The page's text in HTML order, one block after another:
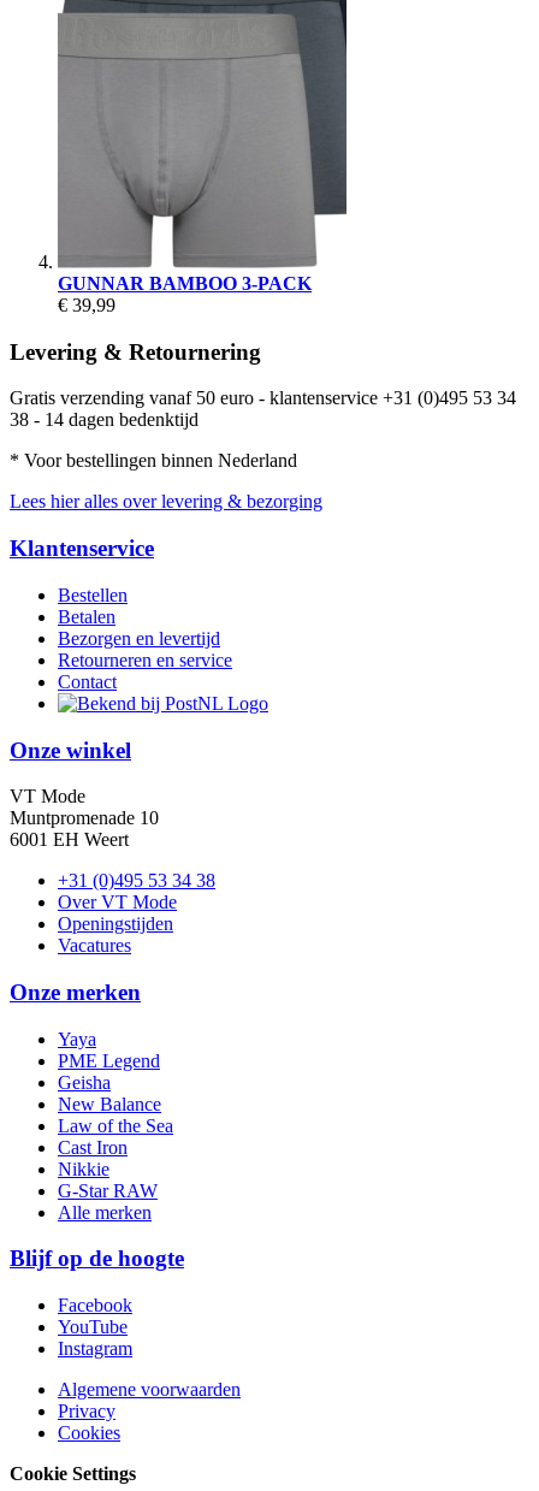
GUNNAR BAMBOO 3-PACK
€ 39,99
Levering & Retournering
Gratis verzending vanaf 50 euro - klantenservice +31 (0)495 53 34
38 - 14 dagen bedenktijd
* Voor bestellingen binnen Nederland
Lees hier alles over levering & bezorging
Klantenservice
Bestellen
Betalen
Bezorgen en levertijd
Retourneren en service
Contact
Onze winkel
VT Mode
Muntpromenade 10
6001 EH Weert
+31 (0)495 53 34 38
Over VT Mode
Openingstijden
Vacatures
Onze merken
Yaya
PME Legend
Geisha
New Balance
Law of the Sea
Cast Iron
Nikkie
G-Star RAW
Alle merken
Blijf op de hoogte
Facebook
YouTube
Instagram
Algemene voorwaarden
Privacy
Cookies
Cookie Settings